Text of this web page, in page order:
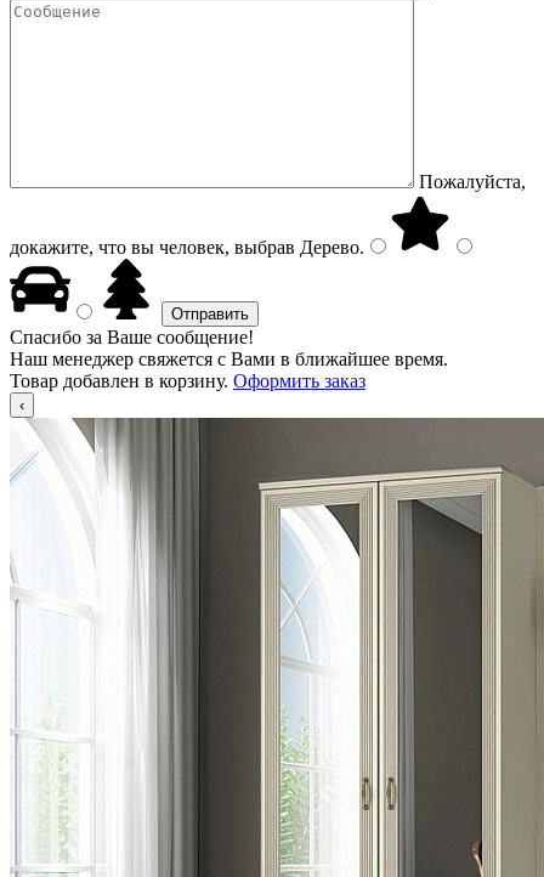
Пожалуйста,
докажите, что вы человек, выбрав Дерево.
Спасибо за Ваше сообщение!
Наш менеджер свяжется с Вами в ближайшее время.
Товар добавлен в корзину. Оформить заказ